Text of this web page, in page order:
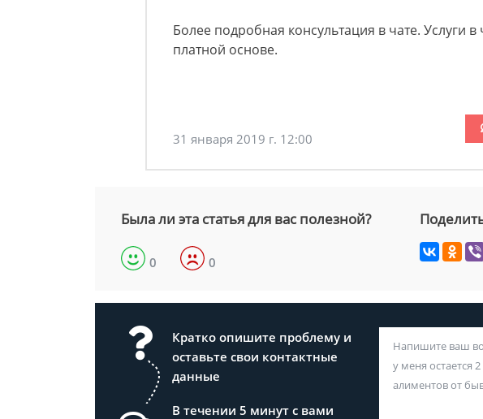
Более подробная консультация в чате. Услуги
платной основе.
31 января 2019 г. 12:00
Была ли эта статья для вас полезной?
0 0
Кратко опишите проблему и
оставьте свои контактные
данные
В течении 5 минут с вами